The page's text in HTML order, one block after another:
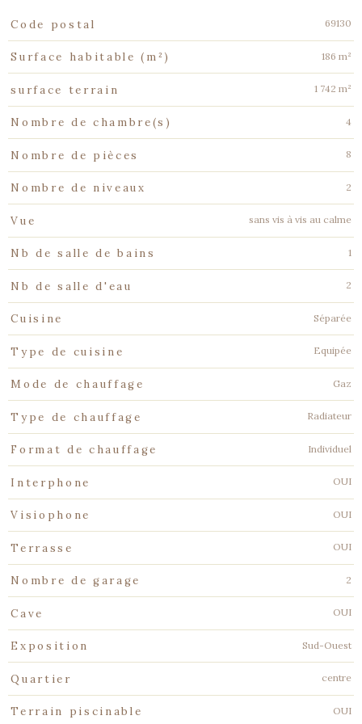
Caractéristiques Valeurs
Code postal 69130
Surface habitable (m²) 186 m²
surface terrain 1 742 m²
Nombre de chambre(s) 4
Nombre de pièces 8
Nombre de niveaux 2
Vue sans vis à vis au calme
Nb de salle de bains 1
Nb de salle d'eau 2
Cuisine Séparée
Type de cuisine Equipée
Mode de chauffage Gaz
Type de chauffage Radiateur
Format de chauffage Individuel
Interphone OUI
Visiophone OUI
Terrasse OUI
Nombre de garage 2
Cave OUI
Exposition Sud-Ouest
Quartier centre
Terrain piscinable OUI